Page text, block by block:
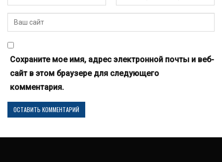
Сохраните мое имя, адрес электронной почты и веб-
сайт в этом браузере для следующего
комментария.